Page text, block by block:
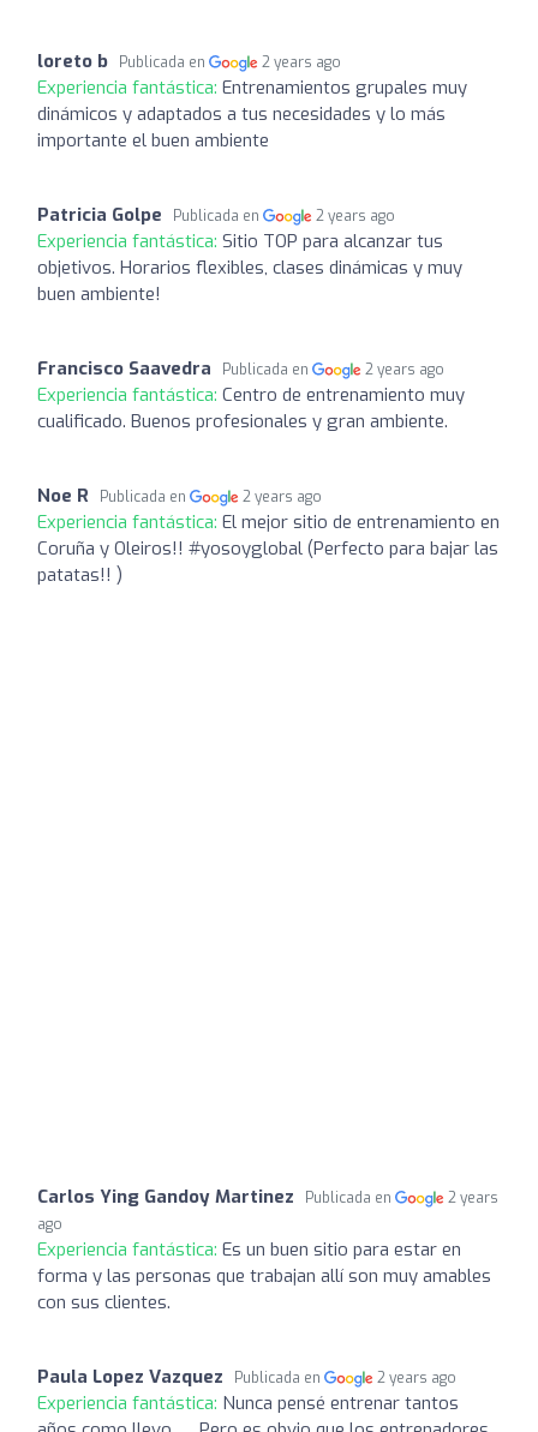
loreto b Publicada en 2 years ago
Experiencia fantástica: Entrenamientos grupales muy
dinámicos y adaptados a tus necesidades y lo más
importante el buen ambiente
Patricia Golpe Publicada en 2 years ago
Experiencia fantástica: Sitio TOP para alcanzar tus
objetivos. Horarios flexibles, clases dinámicas y muy
buen ambiente!
Francisco Saavedra Publicada en 2 years ago
Experiencia fantástica: Centro de entrenamiento muy
cualificado. Buenos profesionales y gran ambiente.
Noe R Publicada en 2 years ago
Experiencia fantástica: El mejor sitio de entrenamiento en
Coruña y Oleiros!! #yosoyglobal (Perfecto para bajar las
patatas!! )
Carlos Ying Gandoy Martinez Publicada en
2 years
ago
Experiencia fantástica: Es un buen sitio para estar en
forma y las personas que trabajan allí son muy amables
con sus clientes.
Paula Lopez Vazquez Publicada en 2 years ago
Experiencia fantástica: Nunca pensé entrenar tantos